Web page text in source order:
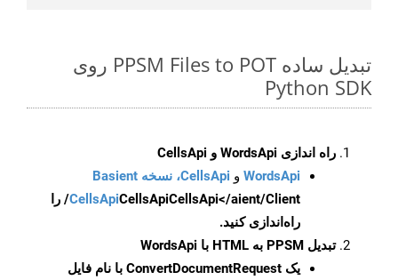
تبدیل ساده PPSM Files to POT روی
Python SDK
راه اندازی WordsApi و CellsApi
WordsApi و CellsApi، نسخه Basient
CellsApiCellsApi
CellsApi</aient/Client/ را
راه‌اندازی کنید.
تبدیل PPSM به HTML با WordsApi
یک ConvertDocumentRequest با نام فایل